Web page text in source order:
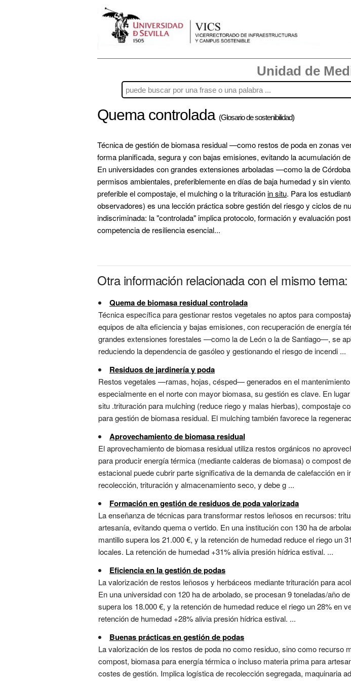
Unidad de
Quema controlada (Glosario de sostenibilidad)
Técnica de gestión de biomasa residual —como restos de poda en zonas
forma planificada, segura y con bajas emisiones, evitando la acumulación
En universidades con grandes extensiones arboladas —como la de
permisos ambientales, preferiblemente en días de baja humedad y sin
preferible el compostaje, el mulching o la trituración in situ. Para los
observadores) es una lección práctica sobre gestión del riesgo y ciclos de
indiscriminada: la "controlada" implica protocolo, formación y evaluación
competencia de resiliencia esencial...
Otra información relacionada con el mismo
Quema de biomasa residual controlada
Técnica específica para gestionar restos vegetales no aptos para
equipos de alta eficiencia y bajas emisiones, con recuperación de energía
grandes extensiones forestales —como la de León o la de Santiago—, se
reduciendo la dependencia de gasóleo y gestionando el riesgo de incendi ...
Residuos de jardinería y poda
Restos vegetales —ramas, hojas, césped— generados en el
especialmente en el norte con mayor biomasa, su gestión es clave. En
situ .trituración para mulching (reduce riego y malas hierbas), compostaje
para gestión de biomasa residual. El mulching también favorece la
Aprovechamiento de biomasa residual
El aprovechamiento de biomasa residual utiliza restos orgánicos no
para producir energía térmica (mediante calderas de biomasa) o compost
estacional puede cubrir parte significativa de la demanda de calefacción
recolección, trituración y almacenamiento seco, y debe g ...
Formación en gestión de residuos de poda valorizada
La enseñanza de técnicas para transformar restos leñosos en recursos:
artesanía, evitando quema o vertido. En una institución con 130 ha de
mantillo supera los 21.000 €, y la retención de humedad reduce el riego un
locales. La retención de humedad +31% alivia presión hídrica estival. ...
Eficiencia en la gestión de podas
La valorización de restos leñosos y herbáceos mediante trituración para
En una universidad con 120 ha de arbolado, se procesan 9 toneladas/año
supera los 18.000 €, y la retención de humedad reduce el riego un 28% en
retención de humedad +28% alivia presión hídrica estival. ...
Buenas prácticas en gestión de podas
La valorización de los restos de poda no como residuo, sino como recurso
compost, biomasa para energía térmica o incluso materia prima para
costes de gestión. Implica logística de recolección segregada, maquinaria